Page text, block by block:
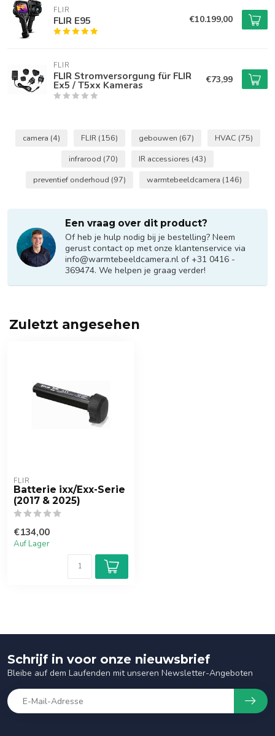
FLIR
FLIR E95 €10.199,00
FLIR
FLIR Stromversorgung für FLIR
Ex5 / T5xx Kameras €73,99
camera (4) FLIR (156) gebouwen (67) HVAC (75)
infrarood (70) IR accessiores (43)
preventief onderhoud (97) warmtebeeldcamera (146)
Een vraag over dit product?
Of heb je hulp nodig bij je bestelling? Neem
gerust contact op met onze klantenservice via
info@warmtebeeldcamera.nl of +31 0416 -
369474. We helpen je graag verder!
Zuletzt angesehen
FLIR
Batterie ixx/Exx-Serie
(2017 & 2025)
€134,00
Auf Lager
Schrijf in voor onze nieuwsbrief
Bleibe auf dem Laufenden mit unseren Newsletter-Angeboten